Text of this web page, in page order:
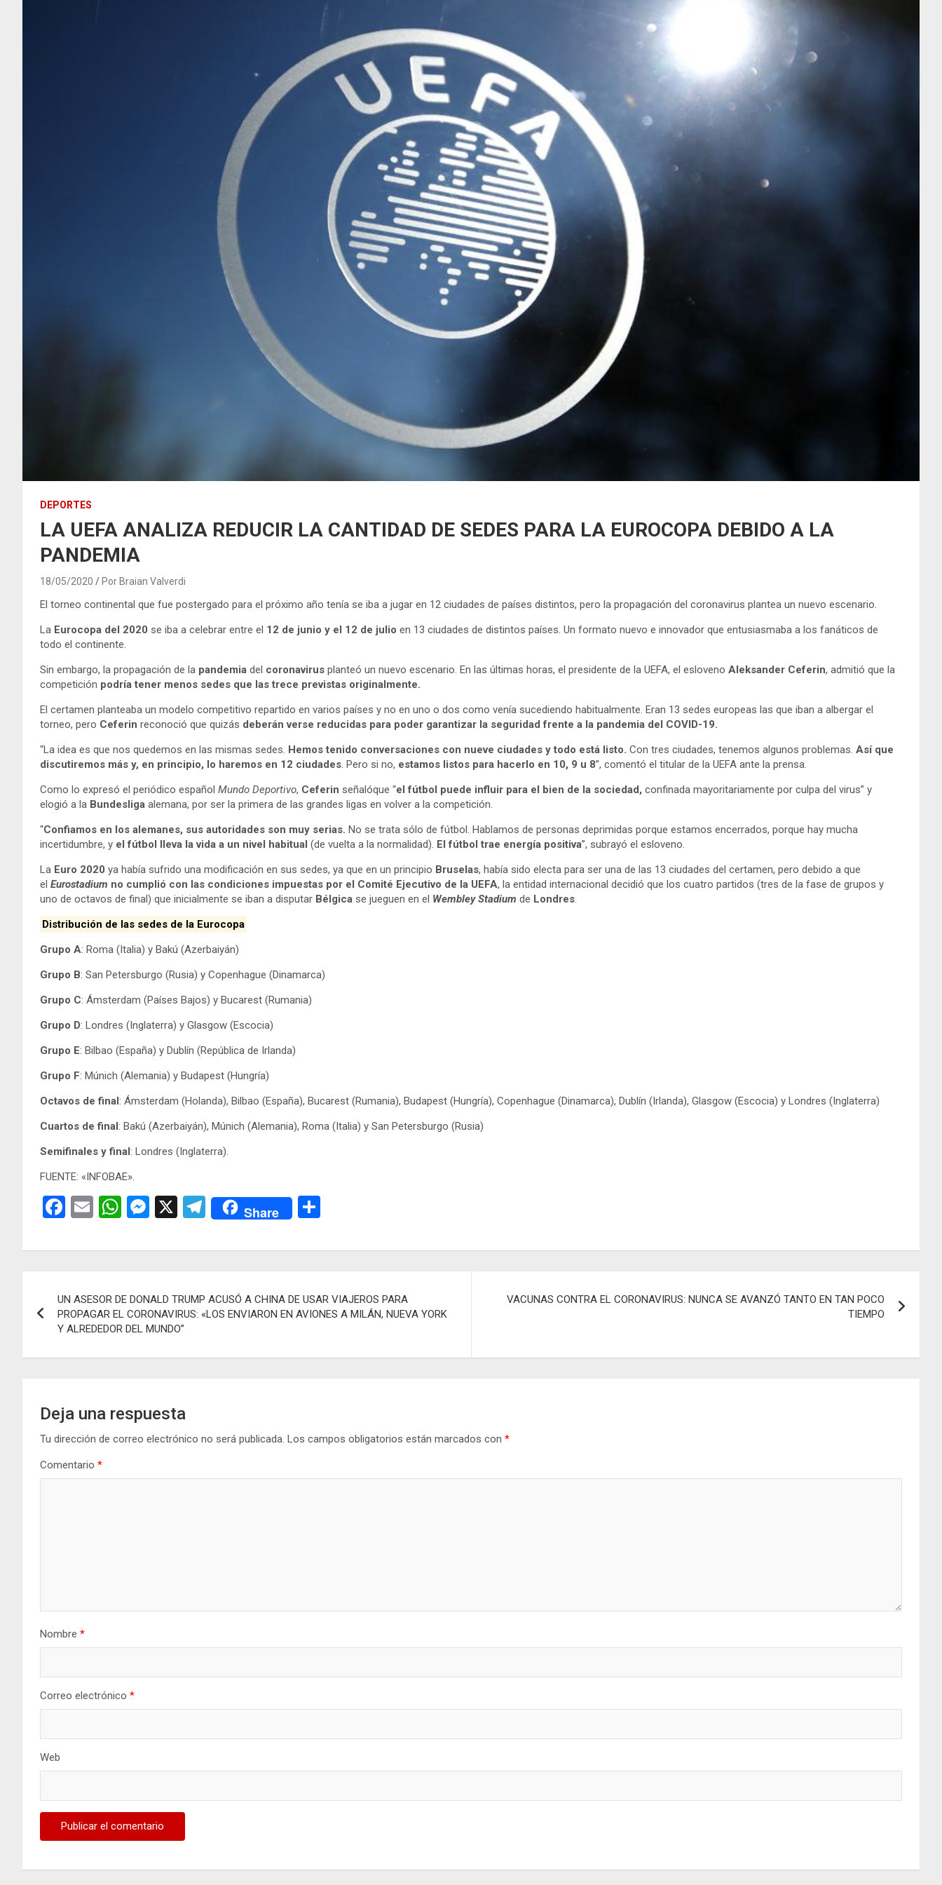
DEPORTES
LA UEFA ANALIZA REDUCIR LA CANTIDAD DE SEDES PARA LA EUROCOPA DEBIDO A LA
PANDEMIA
18/05/2020 Por Braian Valverdi
El torneo continental que fue postergado para el próximo año tenía se iba a jugar en 12 ciudades de países distintos, pero la propagación del coronavirus plantea un nuevo escenario.
La Eurocopa del 2020 se iba a celebrar entre el 12 de junio y el 12 de julio en 13 ciudades de distintos países. Un formato nuevo e innovador que entusiasmaba a los fanáticos de
todo el continente.
Sin embargo, la propagación de la pandemia del coronavirus planteó un nuevo escenario. En las últimas horas, el presidente de la UEFA, el esloveno Aleksander Ceferin, admitió que la
competición podría tener menos sedes que las trece previstas originalmente.
El certamen planteaba un modelo competitivo repartido en varios países y no en uno o dos como venía sucediendo habitualmente. Eran 13 sedes europeas las que iban a albergar el
torneo, pero Ceferin reconoció que quizás deberán verse reducidas para poder garantizar la seguridad frente a la pandemia del COVID-19.
“La idea es que nos quedemos en las mismas sedes. Hemos tenido conversaciones con nueve ciudades y todo está listo. Con tres ciudades, tenemos algunos problemas. Así que
discutiremos más y, en principio, lo haremos en 12 ciudades. Pero si no, estamos listos para hacerlo en 10, 9 u 8”, comentó el titular de la UEFA ante la prensa.
Como lo expresó el periódico español Mundo Deportivo, Ceferin señalóque “el fútbol puede influir para el bien de la sociedad, confinada mayoritariamente por culpa del virus” y
elogió a la Bundesliga alemana, por ser la primera de las grandes ligas en volver a la competición.
“Confiamos en los alemanes, sus autoridades son muy serias. No se trata sólo de fútbol. Hablamos de personas deprimidas porque estamos encerrados, porque hay mucha
incertidumbre, y el fútbol lleva la vida a un nivel habitual (de vuelta a la normalidad). El fútbol trae energía positiva”, subrayó el esloveno.
La Euro 2020 ya había sufrido una modificación en sus sedes, ya que en un principio Bruselas, había sido electa para ser una de las 13 ciudades del certamen, pero debido a que
el Eurostadium no cumplió con las condiciones impuestas por el Comité Ejecutivo de la UEFA, la entidad internacional decidió que los cuatro partidos (tres de la fase de grupos y
uno de octavos de final) que inicialmente se iban a disputar Bélgica se jueguen en el Wembley Stadium de Londres.
Distribución de las sedes de la Eurocopa
Grupo A: Roma (Italia) y Bakú (Azerbaiyán)
Grupo B: San Petersburgo (Rusia) y Copenhague (Dinamarca)
Grupo C: Ámsterdam (Países Bajos) y Bucarest (Rumania)
Grupo D: Londres (Inglaterra) y Glasgow (Escocia)
Grupo E: Bilbao (España) y Dublín (República de Irlanda)
Grupo F: Múnich (Alemania) y Budapest (Hungría)
Octavos de final: Ámsterdam (Holanda), Bilbao (España), Bucarest (Rumania), Budapest (Hungría), Copenhague (Dinamarca), Dublín (Irlanda), Glasgow (Escocia) y Londres (Inglaterra)
Cuartos de final: Bakú (Azerbaiyán), Múnich (Alemania), Roma (Italia) y San Petersburgo (Rusia)
Semifinales y final: Londres (Inglaterra).
FUENTE: «INFOBAE».
F
ce
o
o
k
E
ail
W
at
A
p
p
M
se
g
er
X
T
e
a
m
Share
m
ar
tir
de
UN ASESOR DE DONALD TRUMP ACUSÓ A CHINA DE USAR VIAJEROS PARA
PROPAGAR EL CORONAVIRUS: «LOS ENVIARON EN AVIONES A MILÁN, NUEVA YORK
Y ALREDEDOR DEL MUNDO”
VACUNAS CONTRA EL CORONAVIRUS: NUNCA SE AVANZÓ TANTO EN TAN POCO
TIEMPO
Deja una respuesta
Tu dirección de correo electrónico no será publicada. Los campos obligatorios están marcados con *
Comentario *
Nombre *
Correo electrónico *
Web